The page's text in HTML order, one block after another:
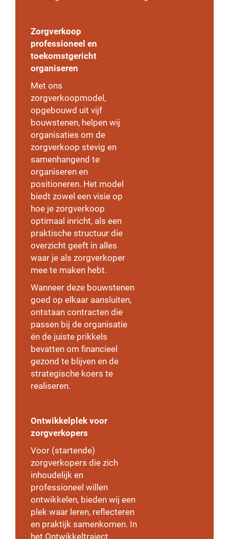
Zorgverkoop
professioneel en
toekomstgericht
organiseren
Met ons
zorgverkoopmodel,
opgebouwd uit vijf
bouwstenen, helpen wij
organisaties om de
zorgverkoop stevig en
samenhangend te
organiseren en
positioneren. Het model
biedt zowel een visie op
hoe je zorgverkoop
optimaal inricht, als een
praktische structuur die
overzicht geeft in alles
waar je als zorgverkoper
mee te maken hebt.
Wanneer deze bouwstenen
goed op elkaar aansluiten,
ontstaan contracten die
passen bij de organisatie
én de juiste prikkels
bevatten om financieel
gezond te blijven en de
strategische koers te
realiseren.
Ontwikkelplek voor
zorgverkopers
Voor (startende)
zorgverkopers die zich
inhoudelijk en
professioneel willen
ontwikkelen, bieden wij een
plek waar leren, reflecteren
en praktijk samenkomen. In
het Ontwikkeltraject